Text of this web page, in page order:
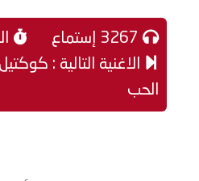
الاغنية التالية :
الحب